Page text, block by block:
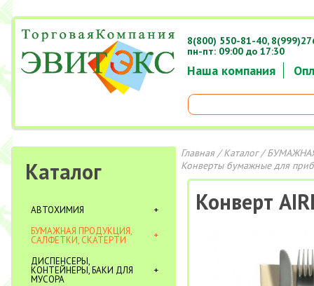
Наша компания
8(800) 550-81-40,
пн-пт: 09:00 до 17:30
Каталог
АВТОХИМИЯ
БУМАЖНАЯ ПРОДУКЦИЯ,
САЛФЕТКИ, СКАТЕРТИ
ДИСПЕНСЕРЫ,
КОНТЕЙНЕРЫ, БАКИ ДЛЯ
МУСОРА
Главная/Каталог/
Конверты бумажные для
Конверт